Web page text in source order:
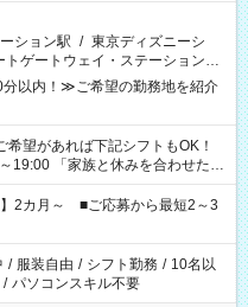
ション駅 / 東京ディズニーシ
トゲートウェイ・ステーション駅
以内！≫ご希望の勤務地を紹介
を合わせた
がしたい」 「できれば残業はし
さいね。 ※Wワーク希望
る勤務時間と、もう1つのお仕事
超える場合は応募できません。
】2カ月～ ■ご応募から最短2～3
/ 服装自由 / シフト勤務 / 10名以
/ パソコンスキル不要